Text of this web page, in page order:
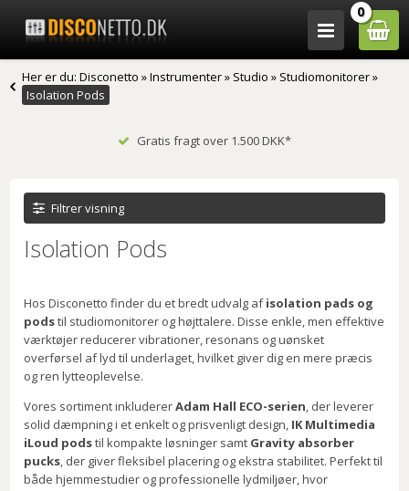
0
Her er du:Disconetto »Instrumenter» Studio » Studiomonitorer»
Isolation Pods
Gratis fragt over 1.500 DKK*
Filtrer visning
Isolation Pods
Hos Disconetto finder du et bredt udvalg afisolation pads og
podstil studiomonitorer og højttalere. Disse enkle, men effektive
værktøjer reducerer vibrationer, resonans og uønsket
overførsel af lyd til underlaget, hvilket giver dig en mere præcis
og ren lytteoplevelse.
Vores sortiment inkludererAdam Hall ECO-serien, der leverer
solid dæmpning i et enkelt og prisvenligt design, IK Multimedia
iLoud podstil kompakte løsninger samt Gravity absorber
pucks, der giver fleksibel placering og ekstra stabilitet. Perfekt til
både hjemmestudier og professionelle lydmiljøer, hvor